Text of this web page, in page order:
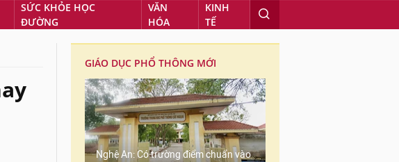
SỨC KHỎE HỌC
ĐƯỜNG
VĂN
HÓA
KINH
TẾ
GIÁO DỤC PHỔ THÔNG MỚI
Nghệ An: Có trường điểm chuẩn vào